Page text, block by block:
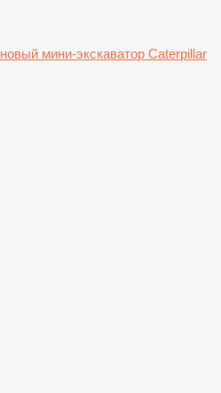
новый мини-экскаватор Caterpillar